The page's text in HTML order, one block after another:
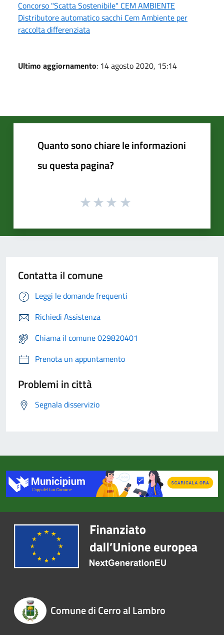
Concorso "Scatta Sostenibile" CEM AMBIENTE
Distributore automatico sacchi Cem Ambiente per
raccolta differenziata
Ultimo aggiornamento: 14 agosto 2020, 15:14
Quanto sono chiare le informazioni
su questa pagina?
Contatta il comune
Leggi le domande frequenti
Richiedi Assistenza
Chiama il comune 029820401
Prenota un appuntamento
Problemi in città
Segnala disservizio
Comune di Cerro al Lambro